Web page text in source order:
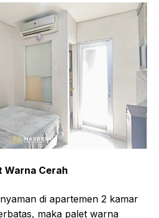
Warna Cerah
di apartemen 2 kamar
maka palet warna